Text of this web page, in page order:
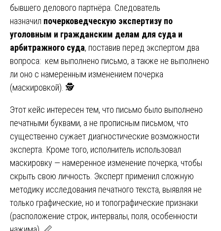
бывшего делового партнёра. Следователь
назначил почерковедческую экспертизу по
уголовным и гражданским делам для суда и
арбитражного суда, поставив перед экспертом два
вопроса: кем выполнено письмо, а также не выполнено
ли оно с намеренным изменением почерка
(маскировкой). 🕵️
Этот кейс интересен тем, что письмо было выполнено
печатными буквами, а не прописным письмом, что
существенно сужает диагностические возможности
эксперта. Кроме того, исполнитель использовал
маскировку — намеренное изменение почерка, чтобы
скрыть свою личность. Эксперт применил сложную
методику исследования печатного текста, выявляя не
только графические, но и топографические признаки
(расположение строк, интервалы, поля, особенности